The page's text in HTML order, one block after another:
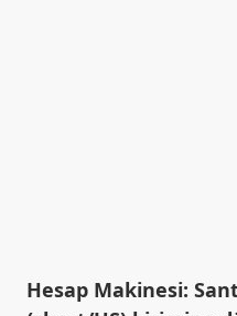
Hesap Makinesi: